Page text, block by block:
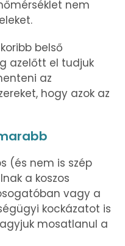
nem
belső
azelőtt el tudjuk
az
hogy azok az
(és nem is szép
a koszos
vagy a
kockázatot is
mosatlanul a